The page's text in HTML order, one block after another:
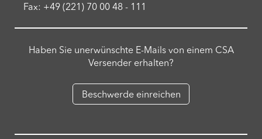
Fax: +49 (221) 70 00 48 - 111
Haben Sie unerwünschte E-Mails von einem CSA
Versender erhalten?
Beschwerde einreichen